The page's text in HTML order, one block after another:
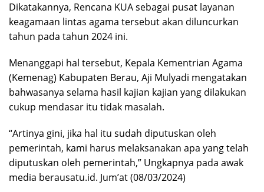
Dikatakannya, Rencana KUA sebagai pusat layanan
keagamaan lintas agama tersebut akan diluncurkan
tahun pada tahun 2024 ini.
Menanggapi hal tersebut, Kepala Kementrian Agama
(Kemenag) Kabupaten Berau, Aji Mulyadi mengatakan
bahwasanya selama hasil kajian kajian yang dilakukan
cukup mendasar itu tidak masalah.
“Artinya gini, jika hal itu sudah diputuskan oleh
pemerintah, kami harus melaksanakan apa yang telah
diputuskan oleh pemerintah,” Ungkapnya pada awak
media berausatu.id. Jum’at (08/03/2024)